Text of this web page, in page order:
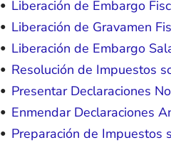
Liberación de Embargo
Liberación de Gravamen
Liberación de Embargo
Resolución de Impuestos
Presentar Declaraciones
Enmendar Declaraciones
Preparación de Impuestos